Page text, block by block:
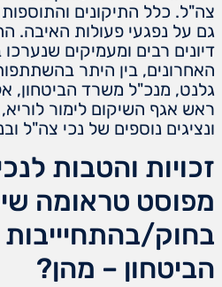
צה"ל. כלל התיקונים והתוספות
גם על נפגעי פעולות האיבה.
דיונים רבים ומעמיקים
האחרונים, בין היתר
גלנט, מנכ"ל משרד הביטחון,
ראש אגף השיקום לימור לוריא,
ונציגים נוספים של נכי צה"ל
זכויות והטבות
מפוסט טראומה
בחוק/
הביטחון – מהן?